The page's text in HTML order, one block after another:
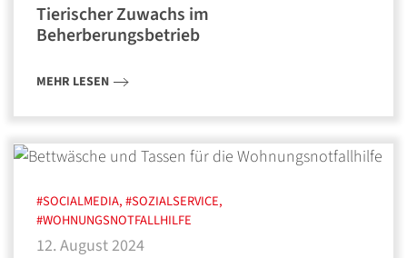
Tierischer Zuwachs im
Beherberungsbetrieb
MEHR LESEN
#SOCIALMEDIA, #SOZIALSERVICE,
#WOHNUNGSNOTFALLHILFE
12. August 2024